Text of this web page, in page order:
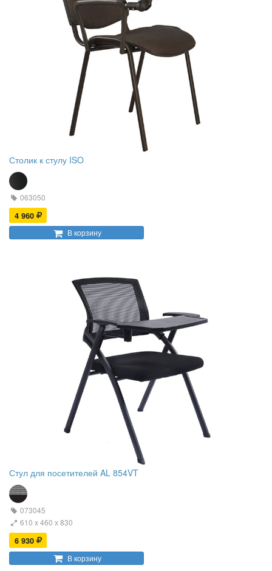
Столик к стулу ISO
063050
4 960
В корзину
Стул для посетителей AL 854VT
073045
610 х 460 х 830
6 930
В корзину